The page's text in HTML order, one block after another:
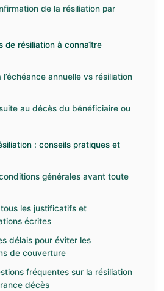
de la résiliation par
de résiliation à connaître
l’échéance annuelle vs résiliation
au décès du bénéficiaire ou
: conseils pratiques et
générales avant toute
les justificatifs et
écrites
délais pour éviter les
de couverture
fréquentes sur la résiliation
décès